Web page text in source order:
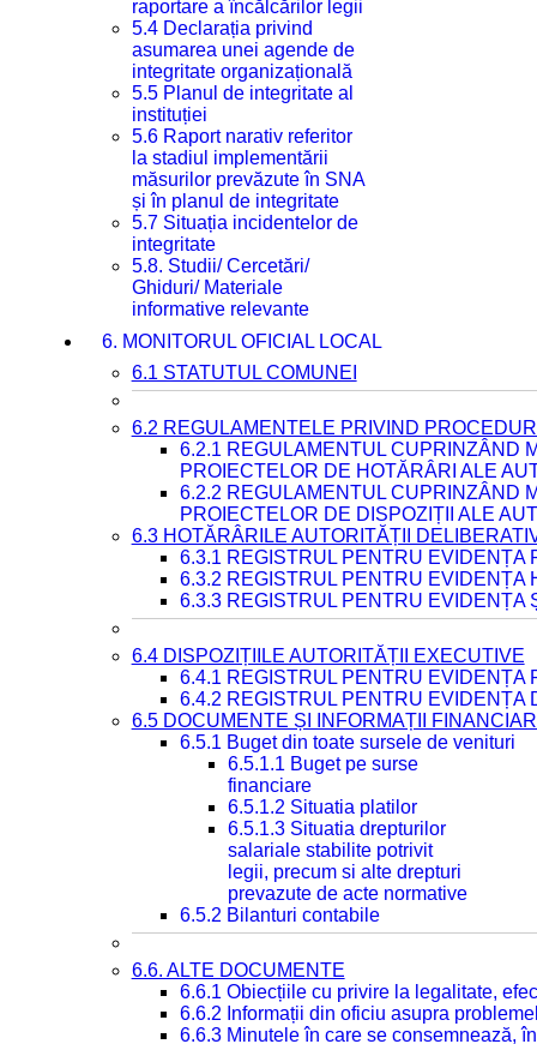
raportare a încălcărilor legii
5.4 Declarația privind
asumarea unei agende de
integritate organizațională
5.5 Planul de integritate al
instituției
5.6 Raport narativ referitor
la stadiul implementării
măsurilor prevăzute în SNA
și în planul de integritate
5.7 Situația incidentelor de
integritate
5.8. Studii/ Cercetări/
Ghiduri/ Materiale
informative relevante
6. MONITORUL OFICIAL LOCAL
6.1 STATUTUL COMUNEI
6.2 REGULAMENTELE PRIVIND
6.2.1 REGULAMENTUL CUPRINZÂND
PROIECTELOR DE HOTĂRÂRI ALE
6.2.2 REGULAMENTUL CUPRINZÂND
PROIECTELOR DE DISPOZIȚII ALE
6.3 HOTĂRÂRILE AUTORITĂȚII
6.3.1 REGISTRUL PENTRU EVIDENȚA
6.3.2 REGISTRUL PENTRU EVIDENȚA
6.3.3 REGISTRUL PENTRU EVIDENȚA
6.4 DISPOZIȚIILE AUTORITĂȚII EXECUTIVE
6.4.1 REGISTRUL PENTRU EVIDENȚA
6.4.2 REGISTRUL PENTRU EVIDENȚA
6.5 DOCUMENTE ȘI INFORMAȚII
6.5.1 Buget din toate sursele de venituri
6.5.1.1 Buget pe surse
financiare
6.5.1.2 Situatia platilor
6.5.1.3 Situatia drepturilor
salariale stabilite potrivit
legii, precum si alte drepturi
prevazute de acte normative
6.5.2 Bilanturi contabile
6.6. ALTE DOCUMENTE
6.6.1 Obiecțiile cu privire la legalitate,
6.6.2 Informații din oficiu asupra
6.6.3 Minutele în care se consemnează,